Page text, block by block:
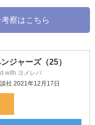
察はこちら
ジャーズ（25）
with ヨメレバ
社 2021年12月17日